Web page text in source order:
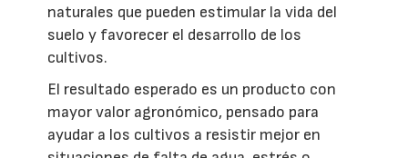
naturales que pueden estimular la vida del
suelo y favorecer el desarrollo de los
cultivos.
El resultado esperado es un producto con
mayor valor agronómico, pensado para
ayudar a los cultivos a resistir mejor en